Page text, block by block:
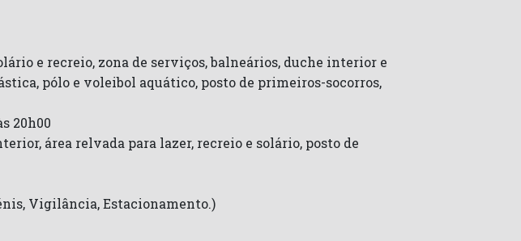
e recreio, zona de serviços, balneários, duche interior e
pólo e voleibol aquático, posto de primeiros-socorros,
20h00
área relvada para lazer, recreio e solário, posto de
Vigilância, Estacionamento.)